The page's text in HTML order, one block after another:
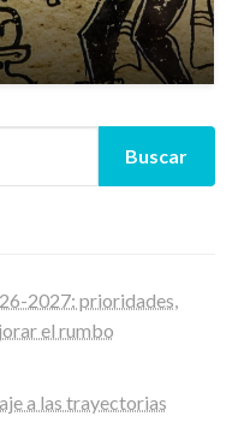
2027: prioridades,
el rumbo
a las trayectorias